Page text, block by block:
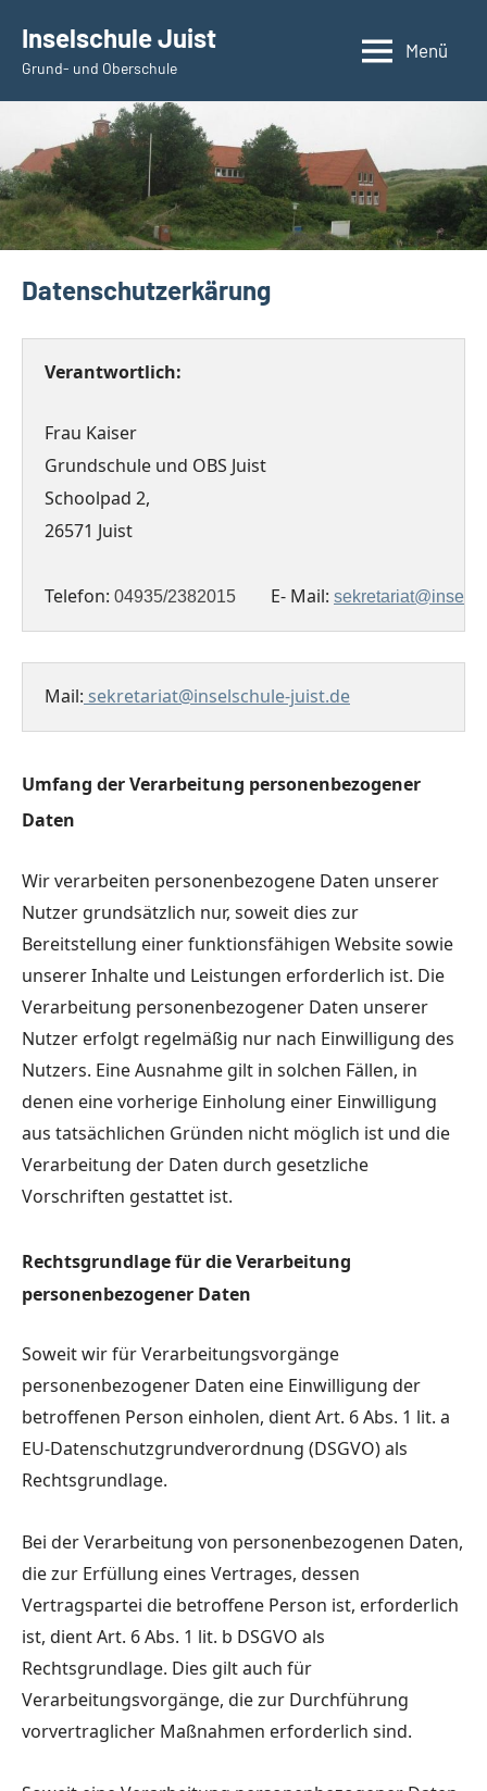
Inhalt
springen
Inselschule Juist
Grund- und Oberschule
Menü
Datenschutzerkärung
Frau Kaiser
Grundschule und OBS Juist
26571 Juist
Telefon: 04935/2382015 E- Mail:
Mail: sekretariat@inselschule-juist.de
Umfang der Verarbeitung personenbezogener
Daten
Wir verarbeiten personenbezogene Daten unserer
Nutzer grundsätzlich nur, soweit dies zur
Bereitstellung einer funktionsfähigen Website sowie
unserer Inhalte und Leistungen erforderlich ist. Die
Verarbeitung personenbezogener Daten unserer
Nutzer erfolgt regelmäßig nur nach Einwilligung des
Nutzers. Eine Ausnahme gilt in solchen Fällen, in
denen eine vorherige Einholung einer Einwilligung
aus tatsächlichen Gründen nicht möglich ist und die
Verarbeitung der Daten durch gesetzliche
Vorschriften gestattet ist.
Rechtsgrundlage für die Verarbeitung
personenbezogener Daten
Soweit wir für Verarbeitungsvorgänge
personenbezogener Daten eine Einwilligung der
betroffenen Person einholen, dient Art. 6 Abs. 1 lit. a
EU-Datenschutzgrundverordnung (DSGVO) als
Rechtsgrundlage.
Bei der Verarbeitung von personenbezogenen Daten,
die zur Erfüllung eines Vertrages, dessen
Vertragspartei die betroffene Person ist, erforderlich
ist, dient Art. 6 Abs. 1 lit. b DSGVO als
Rechtsgrundlage. Dies gilt auch für
Verarbeitungsvorgänge, die zur Durchführung
vorvertraglicher Maßnahmen erforderlich sind.